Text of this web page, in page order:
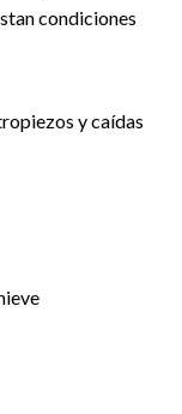
condiciones
y caídas